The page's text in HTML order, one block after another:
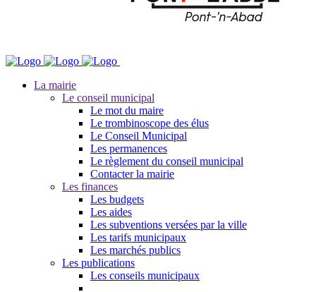
La mairie
Le conseil municipal
Le mot du maire
Le trombinoscope des élus
Le Conseil Municipal
Les permanences
Le règlement du conseil municipal
Contacter la mairie
Les finances
Les budgets
Les aides
Les subventions versées par la ville
Les tarifs municipaux
Les marchés publics
Les publications
Les conseils municipaux